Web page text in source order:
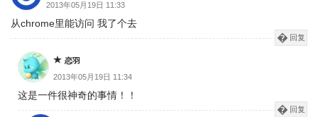
2013年05月19日 11:33
从chrome里能访问 我了个去
回复
恋羽
2013年05月19日 11:34
这是一件很神奇的事情！！
回复